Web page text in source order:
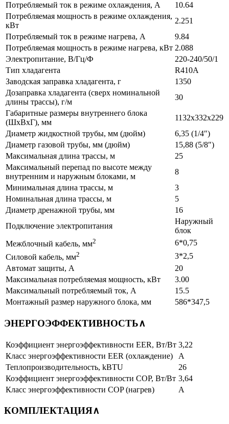
Потребляемый ток в режиме охлаждения, A
10.64
Потребляемая мощность в режиме охлаждения,
кВт
2.251
Потребляемый ток в режиме нагрева, A
9.84
Потребляемая мощность в режиме нагрева, кВт 2.088
Электропитание, В/Гц/Ф
220-240/50/1
Тип хладагента
R410A
Заводская заправка хладагента, г
1350
Дозаправка хладагента (сверх номинальной
длины трассы), г/м
30
Габаритные размеры внутреннего блока
(ШхВхГ), мм
1132x332x229
Диаметр жидкостной трубы, мм (дюйм)
6,35 (1/4″)
Диаметр газовой трубы, мм (дюйм)
15,88 (5/8″)
Максимальная длина трассы, м
25
Максимальный перепад по высоте между
внутренним и наружным блоками, м
8
Минимальная длина трассы, м
3
Номинальная длина трассы, м
5
Диаметр дренажной трубы, мм
16
Подключение электропитания
Наружный
блок
Межблочный кабель, мм2
6*0,75
Силовой кабель, мм2
3*2,5
Автомат защиты, А
20
Максимальная потребляемая мощность, кВт
3.00
Максимальный потребляемый ток, А
15.5
Монтажный размер наружного блока, мм
586*347,5
ЭНЕРГОЭФФЕКТИВНОСТЬ∧
Коэффициент энергоэффективности EER, Вт/Вт 3,22
Класс энергоэффективности EER (охлаждение)
A
Теплопроизводительность, kBTU
26
Коэффициент энергоэффективности COP, Вт/Вт 3,64
Класс энергоэффективности COP (нагрев)
A
КОМПЛЕКТАЦИЯ∧